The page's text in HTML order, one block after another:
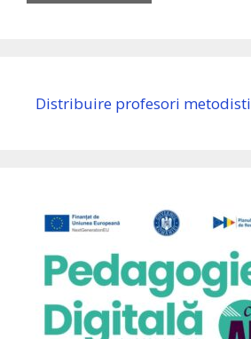
Distribuire profesori metodisti